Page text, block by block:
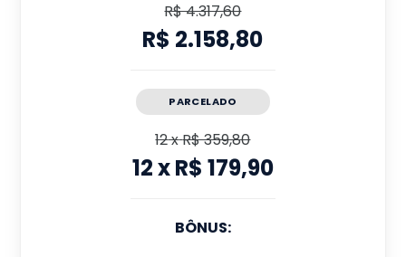
R$ 4.317,60
R$ 2.158,80
PARCELADO
12xR$ 359,80
12xR$ 179,90
BÔNUS: